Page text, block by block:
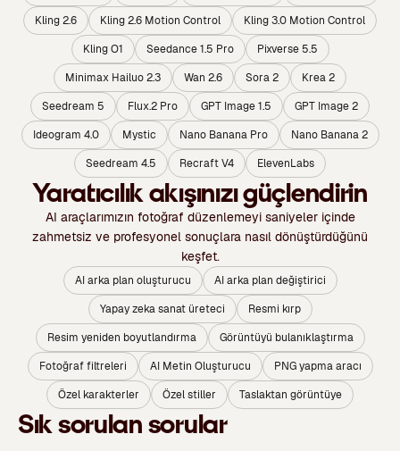
Kling 2.6
Kling 2.6 Motion Control
Kling 3.0 Motion Control
Kling O1
Seedance 1.5 Pro
Pixverse 5.5
Minimax Hailuo 2.3
Wan 2.6 Sora 2
Krea 2
Seedream 5
Flux.2 Pro GPT Image 1.5
GPT Image 2
Ideogram 4.0
Mystic Nano Banana Pro
Nano Banana 2
Seedream 4.5
Recraft V4 ElevenLabs
Yaratıcılık akışınızı güçlendirin
AI araçlarımızın fotoğraf düzenlemeyi saniyeler içinde
zahmetsiz ve profesyonel sonuçlara nasıl dönüştürdüğünü
keşfet.
AI arka plan oluşturucu
AI arka plan değiştirici
Yapay zeka sanat üreteci
Resmi kırp
Resim yeniden boyutlandırma
Görüntüyü bulanıklaştırma
Fotoğraf filtreleri
AI Metin Oluşturucu
PNG yapma aracı
Özel karakterler
Özel stiller Taslaktan görüntüye
Sık sorulan sorular